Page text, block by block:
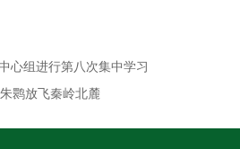
心组进行第八次集中学习
鹮放飞秦岭北麓